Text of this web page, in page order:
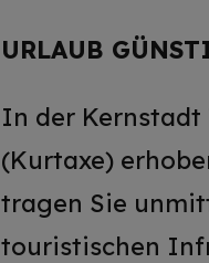
URLAUB
In der
(Kurtaxe)
tragen Sie
touristischen